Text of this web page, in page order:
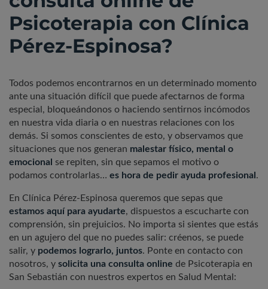
Psicoterapia con Clínica
Pérez-Espinosa?
Todos podemos encontrarnos en un determinado momento
ante una situación difícil que puede afectarnos de forma
especial, bloqueándonos o haciendo sentirnos incómodos
en nuestra vida diaria o en nuestras relaciones con los
demás. Si somos conscientes de esto, y observamos que
situaciones que nos generan malestar físico, mental o
emocional se repiten, sin que sepamos el motivo o
podamos controlarlas… es hora de pedir ayuda profesional.
En Clínica Pérez-Espinosa queremos que sepas que
estamos aquí para ayudarte, dispuestos a escucharte con
comprensión, sin prejuicios. No importa si sientes que estás
en un agujero del que no puedes salir: créenos, se puede
salir, y podemos lograrlo, juntos. Ponte en contacto con
nosotros, y solicita una consulta online de Psicoterapia en
San Sebastián con nuestros expertos en Salud Mental: